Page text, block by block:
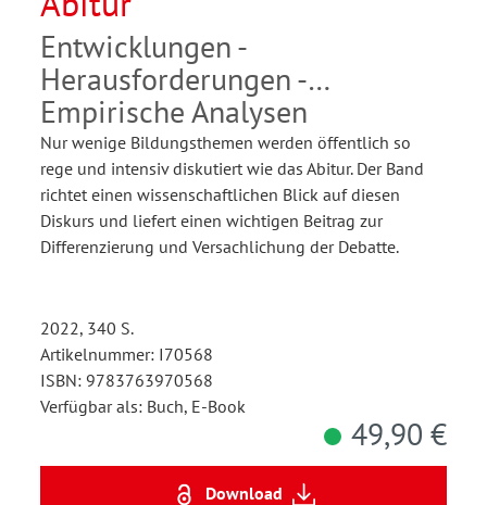
Entwicklungen -
Herausforderungen -
Empirische Analysen
Nur wenige Bildungsthemen werden öffentlich so
rege und intensiv diskutiert wie das Abitur. Der Band
richtet einen wissenschaftlichen Blick auf diesen
Diskurs und liefert einen wichtigen Beitrag zur
Differenzierung und Versachlichung der Debatte.
2022, 340 S.
Artikelnummer: I70568
ISBN: 9783763970568
Verfügbar als: Buch, E-Book
49,90 €
Download